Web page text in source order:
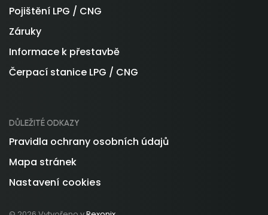
Pojištění LPG / CNG
Záruky
Informace k přestavbě
Čerpací stanice LPG / CNG
DŮLEŽITÉ ODKAZY
Pravidla ochrany osobních údajů
Mapa stránek
Nastavení cookies